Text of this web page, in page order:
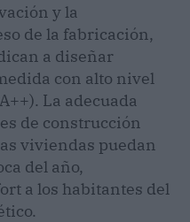
y la
de la fabricación,
a diseñar
con alto nivel
La adecuada
de construcción
viviendas puedan
del año,
a los habitantes del